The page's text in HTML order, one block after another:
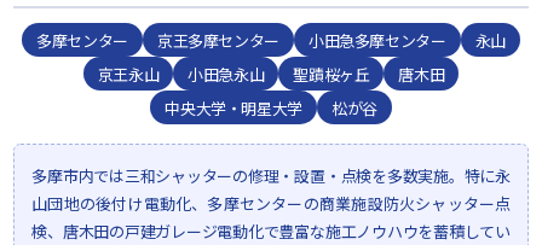
多摩センター 京王多摩センター 小田急多摩センター
永山
京王永山
小田急永山 聖蹟桜ヶ丘
唐木田
中央大学・明星大学
松が谷
多摩市内では三和シャッターの修理・設置・点検を多数実施。特に永
山団地の後付け電動化、多摩センターの商業施設防火シャッター点
検、唐木田の戸建ガレージ電動化で豊富な施工ノウハウを蓄積してい